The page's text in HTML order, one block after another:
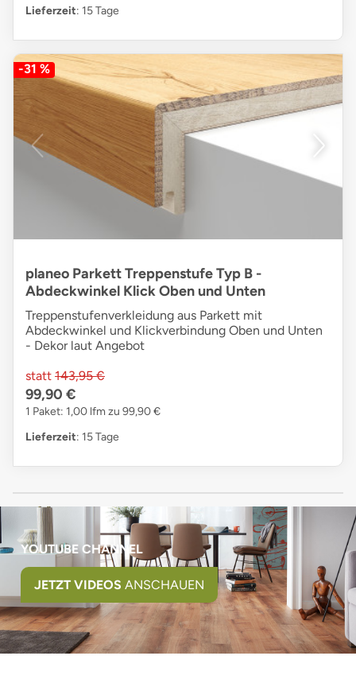
Lieferzeit: 15 Tage
-31 %
planeo Parkett Treppenstufe Typ B -
Abdeckwinkel Klick Oben und Unten
Treppenstufenverkleidung aus Parkett mit
Abdeckwinkel und Klickverbindung Oben und Unten
- Dekor laut Angebot
statt 143,95 €
99,90 €
1 Paket: 1,00 lfm zu 99,90 €
Lieferzeit: 15 Tage
YOUTUBE CHANNEL
JETZT VIDEOS ANSCHAUEN